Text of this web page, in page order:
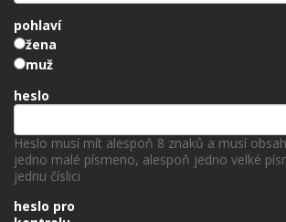
pohlaví
žena
muž
heslo
Heslo musí mít alespoň 8 znaků a musí
jedno malé písmeno, alespoň jedno velké
jednu číslici
heslo pro